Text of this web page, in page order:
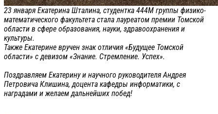
23 января Екатерина Шталина, студентка 444М группы физико-
математического факультета стала лауреатом премии Томской
области в сфере образования, науки, здравоохранения и
культуры.
Также Екатерине вручен знак отличия «Будущее Томской
области» с девизом «Знание. Стремление. Успех».
Поздравляем Екатерину и научного руководителя Андрея
Петровича Клишина, доцента кафедры информатики, с
наградами и желаем дальнейших побед!